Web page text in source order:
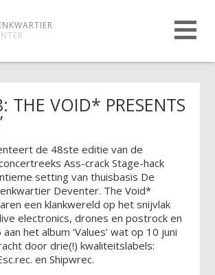
THE VOID* PRESENTS
de 48ste editie van de
Ass-crack Stage-hack
setting van thuisbasis De
Deventer. The Void*
een klankwereld op het snijvlak
electronics, drones en postrock en
het album ‘Values’ wat op 10 juni
door drie(!) kwaliteitslabels:
en Shipwrec.